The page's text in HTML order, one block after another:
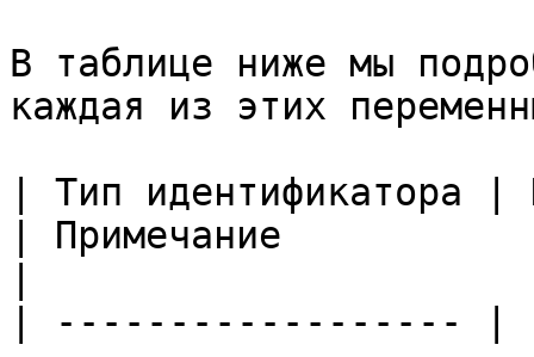
В таблице ниже мы
каждая из этих
| Тип идентификатора |
| Примечание
| ------------------ |